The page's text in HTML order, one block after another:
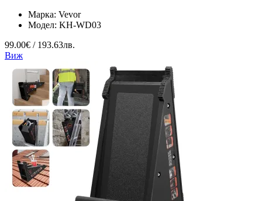
Марка: Vevor
Модел: KH-WD03
99.00€ / 193.63лв.
Виж